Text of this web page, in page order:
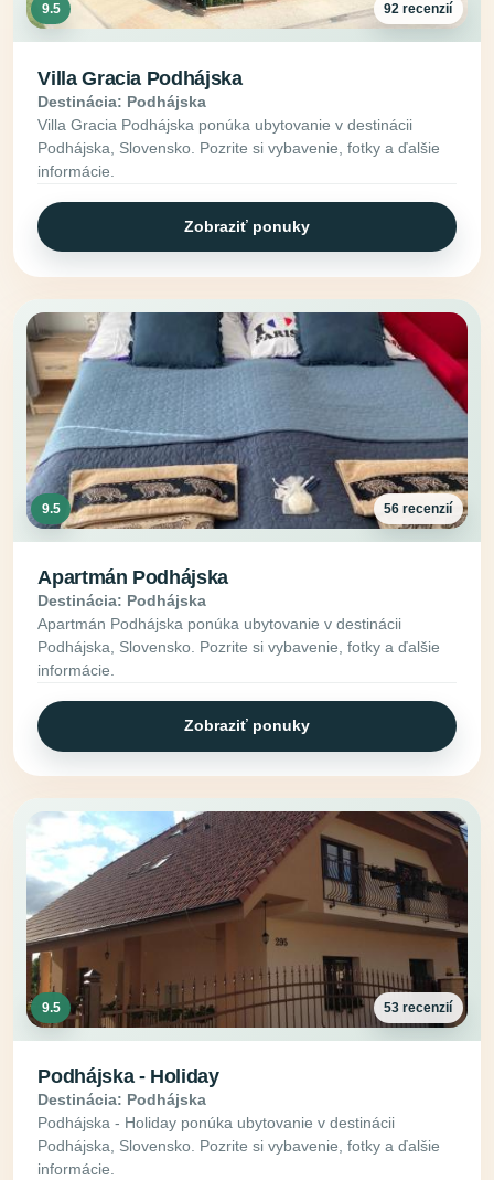
9.5 92 recenzií
Villa Gracia Podhájska
Destinácia: Podhájska
Villa Gracia Podhájska ponúka ubytovanie v destinácii
Podhájska, Slovensko. Pozrite si vybavenie, fotky a ďalšie
informácie.
Zobraziť ponuky
9.5 56 recenzií
Apartmán Podhájska
Destinácia: Podhájska
Apartmán Podhájska ponúka ubytovanie v destinácii
Podhájska, Slovensko. Pozrite si vybavenie, fotky a ďalšie
informácie.
Zobraziť ponuky
9.5 53 recenzií
Podhájska - Holiday
Destinácia: Podhájska
Podhájska - Holiday ponúka ubytovanie v destinácii
Podhájska, Slovensko. Pozrite si vybavenie, fotky a ďalšie
informácie.